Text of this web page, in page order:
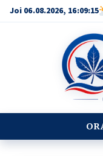
Joi 06.08.2026, 16:09:17